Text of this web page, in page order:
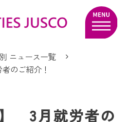
ニュース一覧
のご紹介！
】 3月就労者の